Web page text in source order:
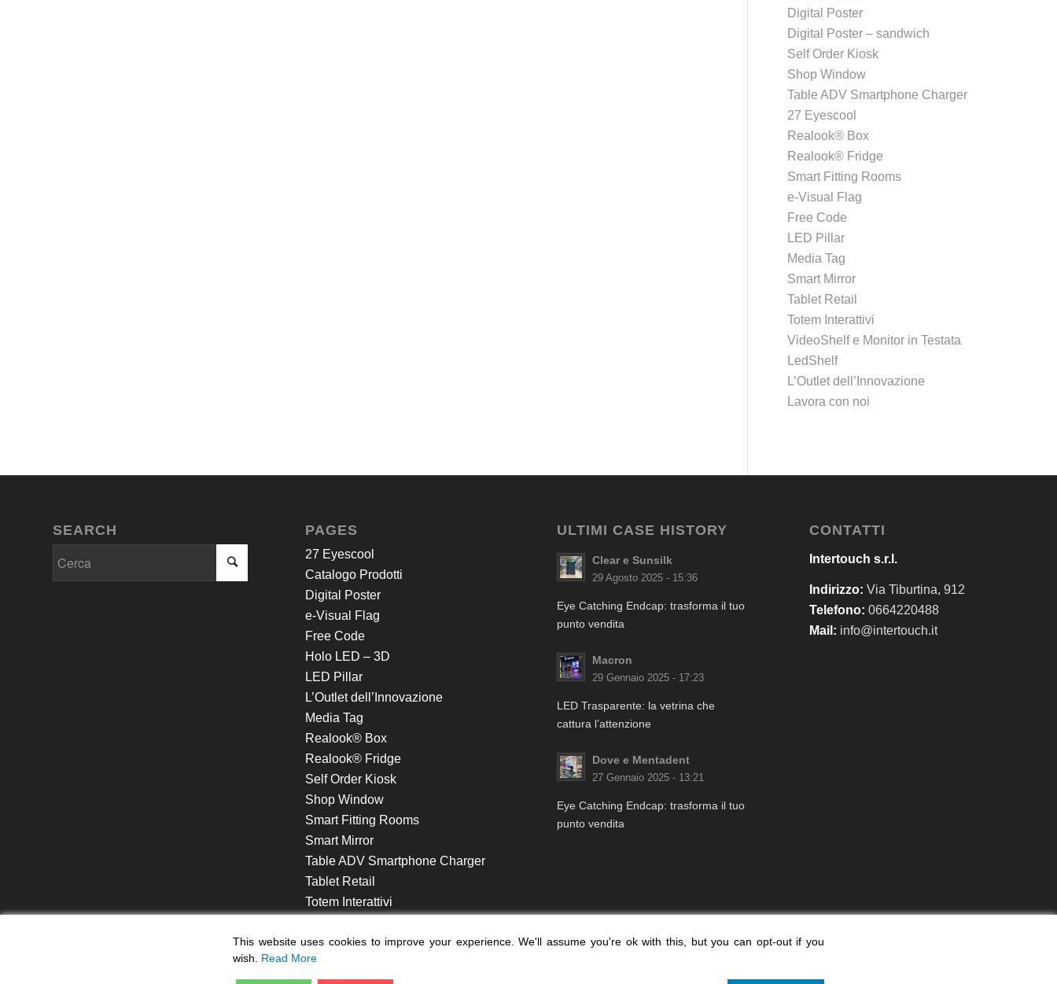
Digital Poster
Digital Poster – sandwich
Self Order Kiosk
Shop Window
Table ADV Smartphone Charger
27 Eyescool
Realook® Box
Realook® Fridge
Smart Fitting Rooms
e-Visual Flag
Free Code
LED Pillar
Media Tag
Smart Mirror
Tablet Retail
Totem Interattivi
VideoShelf e Monitor in Testata
LedShelf
L’Outlet dell’Innovazione
Lavora con noi
SEARCH PAGES
27 Eyescool
Catalogo Prodotti
Digital Poster
e-Visual Flag
Free Code
Holo LED – 3D
LED Pillar
L’Outlet dell’Innovazione
Media Tag
Realook® Box
Realook® Fridge
Self Order Kiosk
Shop Window
Smart Fitting Rooms
Smart Mirror
Table ADV Smartphone Charger
Tablet Retail
Totem Interattivi
ULTIMI CASE HISTORY
Clear e Sunsilk
29 Agosto 2025 - 15:36
Eye Catching Endcap: trasforma il tuo
punto vendita
Macron
29 Gennaio 2025 - 17:23
LED Trasparente: la vetrina che
cattura l’attenzione
Dove e Mentadent
27 Gennaio 2025 - 13:21
Eye Catching Endcap: trasforma il tuo
punto vendita
CONTATTI
Intertouch s.r.l.
Indirizzo: Via Tiburtina, 912
Telefono: 0664220488
Mail: info@intertouch.it
This website uses cookies to improve your experience. We'll assume you're ok with this, but you can opt-out if you
wish. Read More